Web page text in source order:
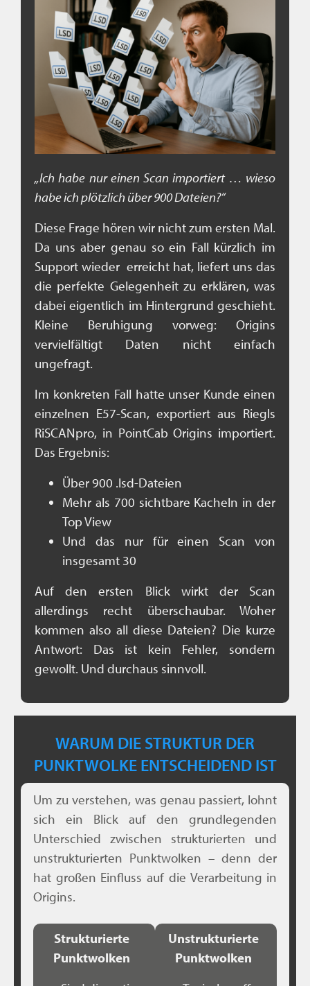
„Ich habe nur einen Scan importiert … wieso
habe ich plötzlich über 900 Dateien?“
Diese Frage hören wir nicht zum ersten Mal.
Da uns aber genau so ein Fall kürzlich im
Support wieder erreicht hat, liefert uns das
die perfekte Gelegenheit zu erklären, was
dabei eigentlich im Hintergrund geschieht.
Kleine Beruhigung vorweg: Origins
vervielfältigt Daten nicht einfach
ungefragt.
Im konkreten Fall hatte unser Kunde einen
einzelnen E57-Scan, exportiert aus Riegls
RiSCANpro, in PointCab Origins importiert.
Das Ergebnis:
Über 900 .lsd-Dateien
Mehr als 700 sichtbare Kacheln in der
Top View
Und das nur für einen Scan von
insgesamt 30
Auf den ersten Blick wirkt der Scan
allerdings recht überschaubar. Woher
kommen also all diese Dateien? Die kurze
Antwort: Das ist kein Fehler, sondern
gewollt. Und durchaus sinnvoll.
WARUM DIE STRUKTUR DER
PUNKTWOLKE ENTSCHEIDEND IST
Um zu verstehen, was genau passiert, lohnt
sich ein Blick auf den grundlegenden
Unterschied zwischen strukturierten und
unstrukturierten Punktwolken – denn der
hat großen Einfluss auf die Verarbeitung in
Origins.
Strukturierte
Punktwolken
Unstrukturierte
Punktwolken